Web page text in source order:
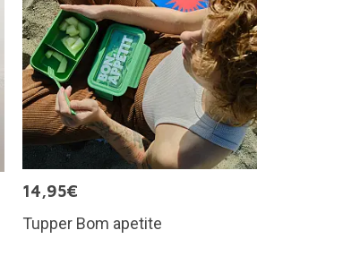
14,95€
Tupper Bom apetite